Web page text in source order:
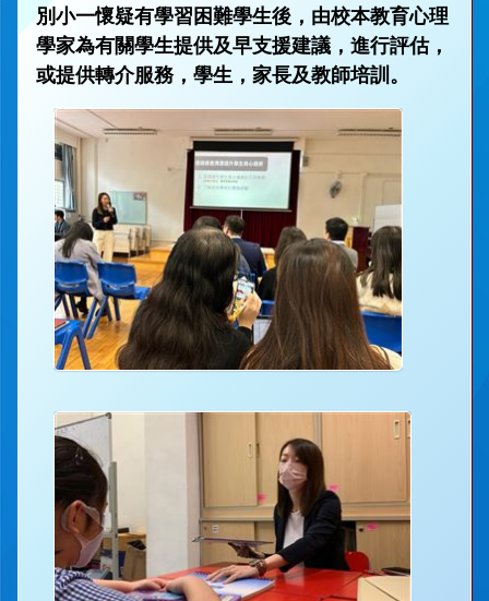
別小一懷疑有學習困難學生後，由校本教育心理
學家為有關學生提供及早支援建議，進行評估，
或提供轉介服務，學生，家長及教師培訓。